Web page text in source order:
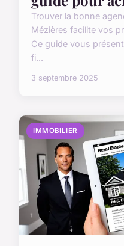
Trouver la bonne
Mézières facilite vos
Ce guide vous
fi...
3 septembre 2025
IMMOBILIER